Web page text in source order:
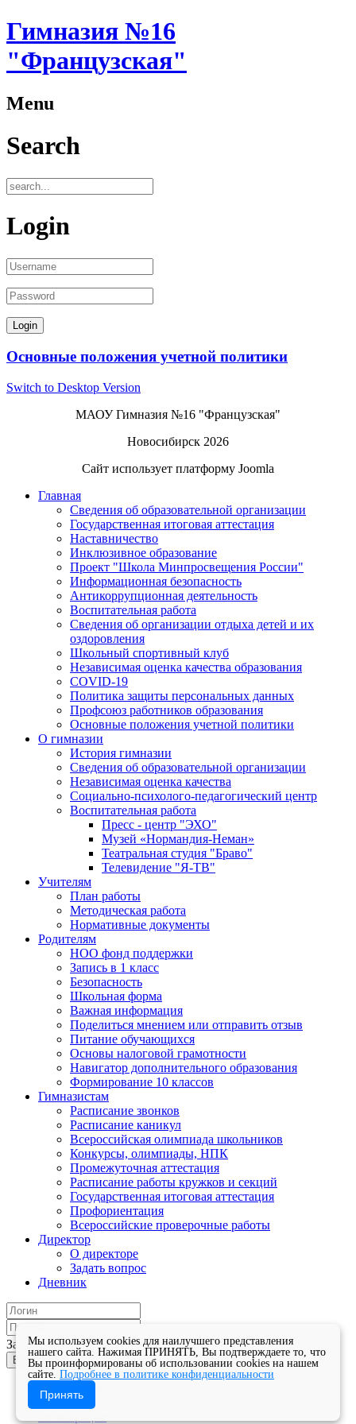
Гимназия №16
"Французская"
Menu
Search
Login
Основные положения учетной политики
Switch to Desktop Version
МАОУ Гимназия №16 "Французская"
Новосибирск 2026
Сайт использует платформу Joomla
Главная
Сведения об образовательной организации
Государственная итоговая аттестация
Наставничество
Инклюзивное образование
Проект "Школа Минпросвещения России"
Информационная безопасность
Антикоррупционная деятельность
Воспитательная работа
Сведения об организации отдыха детей и их
оздоровления
Школьный спортивный клуб
Независимая оценка качества образования
COVID-19
Политика защиты персональных данных
Профсоюз работников образования
Основные положения учетной политики
О гимназии
История гимназии
Сведения об образовательной организации
Независимая оценка качества
Социально-психолого-педагогический центр
Воспитательная работа
Пресс - центр "ЭХО"
Музей «Нормандия-Неман»
Театральная студия "Браво"
Телевидение "Я-ТВ"
Учителям
План работы
Методическая работа
Нормативные документы
Родителям
НОО фонд поддержки
Запись в 1 класс
Безопасность
Школьная форма
Важная информация
Поделиться мнением или отправить отзыв
Питание обучающихся
Основы налоговой грамотности
Навигатор дополнительного образования
Формирование 10 классов
Гимназистам
Расписание звонков
Расписание каникул
Всероссийская олимпиада школьников
Конкурсы, олимпиады, НПК
Промежуточная аттестация
Расписание работы кружков и секций
Государственная итоговая аттестация
Профориентация
Всероссийские проверочные работы
Директор
О директоре
Задать вопрос
Дневник
Запомнить меня
Войти
Забыли пароль?
Забыли логин?
Мы используем cookies для наилучшего представления
нашего сайта. Нажимая ПРИНЯТЬ, Вы подтверждаете то, что
Вы проинформированы об использовании cookies на нашем
сайте. Подробнее в политике конфиденциальности
Принять